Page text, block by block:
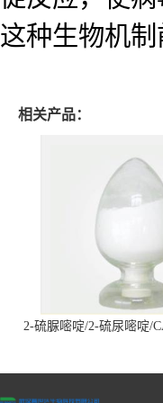
这种生物机
相关产品：
2-硫脲嘧啶/2-硫尿嘧啶/